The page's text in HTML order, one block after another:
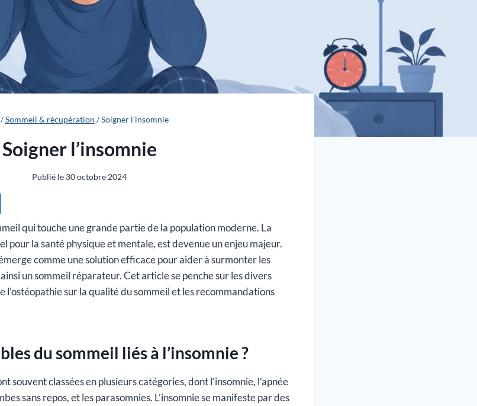
/Sommeil & récupération /Soigner l’insomnie
Soigner l’insomnie
Publié le 30 octobre 2024
qui touche une grande partie de la population moderne. La
pour la santé physique et mentale, est devenue un enjeu majeur.
comme une solution efficace pour aider à surmonter les
un sommeil réparateur. Cet article se penche sur les divers
l’ostéopathie sur la qualité du sommeil et les recommandations
du sommeil liés à l’insomnie ?
souvent classées en plusieurs catégories, dont l’insomnie, l’apnée
sans repos, et les parasomnies. L’insomnie se manifeste par des